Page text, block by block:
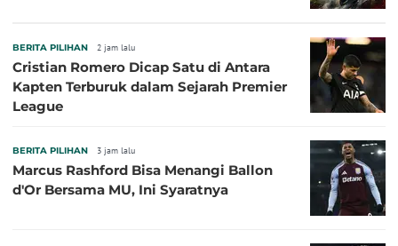
BERITA PILIHAN 2 jam lalu
Cristian Romero Dicap Satu di Antara
Kapten Terburuk dalam Sejarah Premier
League
BERITA PILIHAN 3 jam lalu
Marcus Rashford Bisa Menangi Ballon
d'Or Bersama MU, Ini Syaratnya